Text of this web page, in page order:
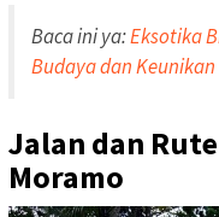
Baca ini ya:Eksotika
Budaya dan
Jalan dan
Moramo